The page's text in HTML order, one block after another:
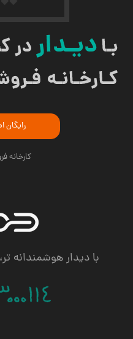
رایگان
با دیدار هوشمندانه